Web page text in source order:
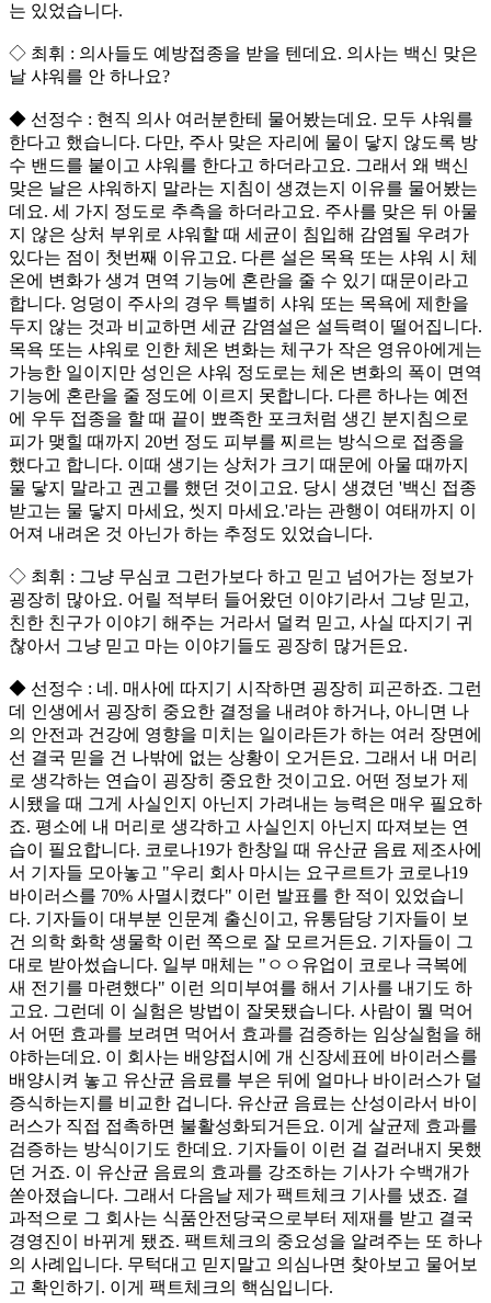
는 있었습니다.
◇ 최휘 : 의사들도 예방접종을 받을 텐데요. 의사는 백신 맞은
날 샤워를 안 하나요?
◆ 선정수 : 현직 의사 여러분한테 물어봤는데요. 모두 샤워를
한다고 했습니다. 다만, 주사 맞은 자리에 물이 닿지 않도록 방
수 밴드를 붙이고 샤워를 한다고 하더라고요. 그래서 왜 백신
맞은 날은 샤워하지 말라는 지침이 생겼는지 이유를 물어봤는
데요. 세 가지 정도로 추측을 하더라고요. 주사를 맞은 뒤 아물
지 않은 상처 부위로 샤워할 때 세균이 침입해 감염될 우려가
있다는 점이 첫번째 이유고요. 다른 설은 목욕 또는 샤워 시 체
온에 변화가 생겨 면역 기능에 혼란을 줄 수 있기 때문이라고
합니다. 엉덩이 주사의 경우 특별히 샤워 또는 목욕에 제한을
두지 않는 것과 비교하면 세균 감염설은 설득력이 떨어집니다.
목욕 또는 샤워로 인한 체온 변화는 체구가 작은 영유아에게는
가능한 일이지만 성인은 샤워 정도로는 체온 변화의 폭이 면역
기능에 혼란을 줄 정도에 이르지 못합니다. 다른 하나는 예전
에 우두 접종을 할 때 끝이 뾰족한 포크처럼 생긴 분지침으로
피가 맺힐 때까지 20번 정도 피부를 찌르는 방식으로 접종을
했다고 합니다. 이때 생기는 상처가 크기 때문에 아물 때까지
물 닿지 말라고 권고를 했던 것이고요. 당시 생겼던 '백신 접종
받고는 물 닿지 마세요, 씻지 마세요.'라는 관행이 여태까지 이
어져 내려온 것 아닌가 하는 추정도 있었습니다.
◇ 최휘 : 그냥 무심코 그런가보다 하고 믿고 넘어가는 정보가
굉장히 많아요. 어릴 적부터 들어왔던 이야기라서 그냥 믿고,
친한 친구가 이야기 해주는 거라서 덜컥 믿고, 사실 따지기 귀
찮아서 그냥 믿고 마는 이야기들도 굉장히 많거든요.
◆ 선정수 : 네. 매사에 따지기 시작하면 굉장히 피곤하죠. 그런
데 인생에서 굉장히 중요한 결정을 내려야 하거나, 아니면 나
의 안전과 건강에 영향을 미치는 일이라든가 하는 여러 장면에
선 결국 믿을 건 나밖에 없는 상황이 오거든요. 그래서 내 머리
로 생각하는 연습이 굉장히 중요한 것이고요. 어떤 정보가 제
시됐을 때 그게 사실인지 아닌지 가려내는 능력은 매우 필요하
죠. 평소에 내 머리로 생각하고 사실인지 아닌지 따져보는 연
습이 필요합니다. 코로나19가 한창일 때 유산균 음료 제조사에
서 기자들 모아놓고 "우리 회사 마시는 요구르트가 코로나19
바이러스를 70% 사멸시켰다" 이런 발표를 한 적이 있었습니
다. 기자들이 대부분 인문계 출신이고, 유통담당 기자들이 보
건 의학 화학 생물학 이런 쪽으로 잘 모르거든요. 기자들이 그
대로 받아썼습니다. 일부 매체는 "ㅇㅇ유업이 코로나 극복에
새 전기를 마련했다" 이런 의미부여를 해서 기사를 내기도 하
고요. 그런데 이 실험은 방법이 잘못됐습니다. 사람이 뭘 먹어
서 어떤 효과를 보려면 먹어서 효과를 검증하는 임상실험을 해
야하는데요. 이 회사는 배양접시에 개 신장세표에 바이러스를
배양시켜 놓고 유산균 음료를 부은 뒤에 얼마나 바이러스가 덜
증식하는지를 비교한 겁니다. 유산균 음료는 산성이라서 바이
러스가 직접 접촉하면 불활성화되거든요. 이게 살균제 효과를
검증하는 방식이기도 한데요. 기자들이 이런 걸 걸러내지 못했
던 거죠. 이 유산균 음료의 효과를 강조하는 기사가 수백개가
쏟아졌습니다. 그래서 다음날 제가 팩트체크 기사를 냈죠. 결
과적으로 그 회사는 식품안전당국으로부터 제재를 받고 결국
경영진이 바뀌게 됐죠. 팩트체크의 중요성을 알려주는 또 하나
의 사례입니다. 무턱대고 믿지말고 의심나면 찾아보고 물어보
고 확인하기. 이게 팩트체크의 핵심입니다.